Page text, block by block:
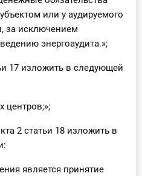
или у аудируемого
за исключением
энергоаудита.»;
17 изложить в следующей
центров;»;
2 статьи 18 изложить в
является принятие